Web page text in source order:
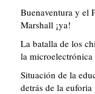
Buenaventura y el
Marshall ¡ya!
La batalla de los
la microelectrónica
Situación de la
detrás de la euforia